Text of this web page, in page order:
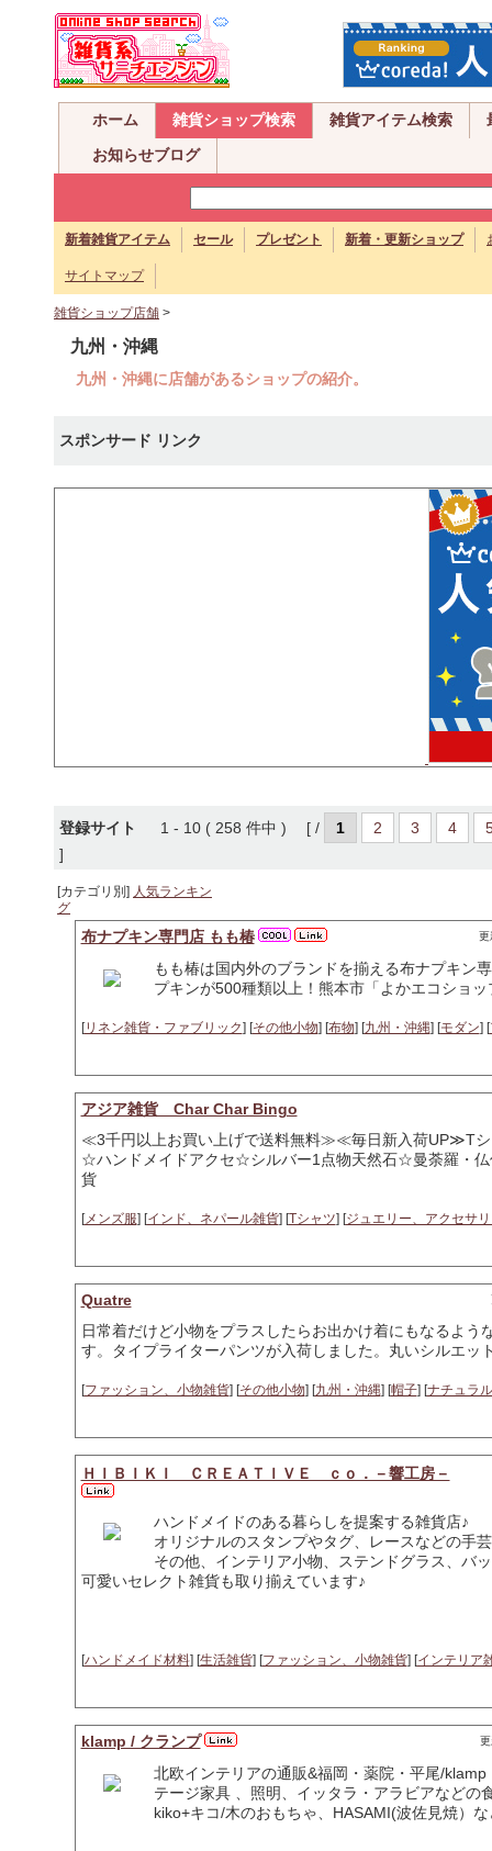
ホーム 雑貨ショップ検索 雑貨アイテム検索
お知らせブログ
新着雑貨アイテム セール プレゼント 新着・更新ショップ
サイトマップ
雑貨ショップ店舗 >
九州・沖縄
九州・沖縄に店舗があるショップの紹介。
スポンサード リンク
登録サイト 1 - 10 ( 258 件中 ) [ / 1 2 3 4
]
[カテゴリ別] 人気ランキン
グ
布ナプキン専門店 もも椿 更
もも椿は国内外のブランドを揃える布ナプキン
プキンが500種類以上！熊本市「よかエコショ
[リネン雑貨・ファブリック] [その他小物] [布物] [九州・沖縄] [モダン] [
アジア雑貨 Char Char Bingo
≪3千円以上お買い上げで送料無料≫≪毎日新入荷UP≫T
☆ハンドメイドアクセ☆シルバー1点物天然石☆曼荼羅・仏
貨
[メンズ服] [インド、ネパール雑貨] [Tシャツ] [ジュエリー、アクセサ
Quatre
日常着だけど小物をプラスしたらお出かけ着にもなるよ
す。タイプライターパンツが入荷しました。丸いシルエッ
[ファッション、小物雑貨] [その他小物] [九州・沖縄] [帽子] [ナチュラル
ＨＩＢＩＫＩ ＣＲＥＡＴＩＶＥ ｃｏ．－響工房－
ハンドメイドのある暮らしを提案する雑貨店♪
オリジナルのスタンプやタグ、レースなどの手
その他、インテリア小物、ステンドグラス、バ
可愛いセレクト雑貨も取り揃えています♪
[ハンドメイド材料] [生活雑貨] [ファッション、小物雑貨] [インテリア
klamp / クランプ
北欧インテリアの通販&福岡・薬院・平尾/
テージ家具 、照明、イッタラ・アラビアなどの
kiko+キコ/木のおもちゃ、HASAMI(波佐見焼）